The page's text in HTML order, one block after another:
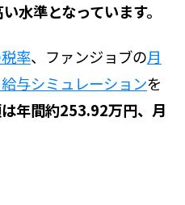
水準となっています。
率、ファンジョブの月
与シミュレーションを
年間約253.92万円、月